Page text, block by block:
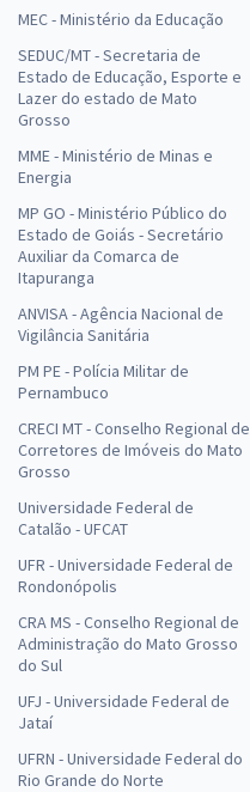
MEC - Ministério da Educação
SEDUC/MT - Secretaria de
Estado de Educação, Esporte e
Lazer do estado de Mato
Grosso
MME - Ministério de Minas e
Energia
MP GO - Ministério Público do
Estado de Goiás - Secretário
Auxiliar da Comarca de
Itapuranga
ANVISA - Agência Nacional de
Vigilância Sanitária
PM PE - Polícia Militar de
Pernambuco
CRECI MT - Conselho Regional de
Corretores de Imóveis do Mato
Grosso
Universidade Federal de
Catalão - UFCAT
UFR - Universidade Federal de
Rondonópolis
CRA MS - Conselho Regional de
Administração do Mato Grosso
do Sul
UFJ - Universidade Federal de
Jataí
UFRN - Universidade Federal do
Rio Grande do Norte